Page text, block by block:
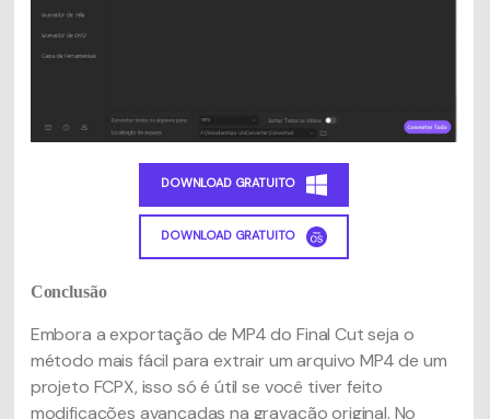
DOWNLOAD GRATUITO
DOWNLOAD GRATUITO
Conclusão
Embora a exportação de MP4 do Final Cut seja o
método mais fácil para extrair um arquivo MP4 de um
projeto FCPX, isso só é útil se você tiver feito
modificações avançadas na gravação original. No